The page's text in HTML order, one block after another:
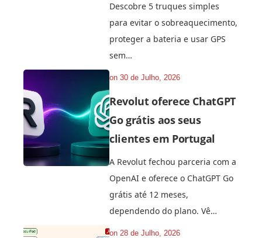
Descobre 5 truques simples
para evitar o sobreaquecimento,
proteger a bateria e usar GPS
sem…
on30 de Julho, 2026
Revolut oferece ChatGPT
Go grátis aos seus
clientes em Portugal
A Revolut fechou parceria com a
OpenAI e oferece o ChatGPT Go
grátis até 12 meses,
dependendo do plano. Vê…
on28 de Julho, 2026